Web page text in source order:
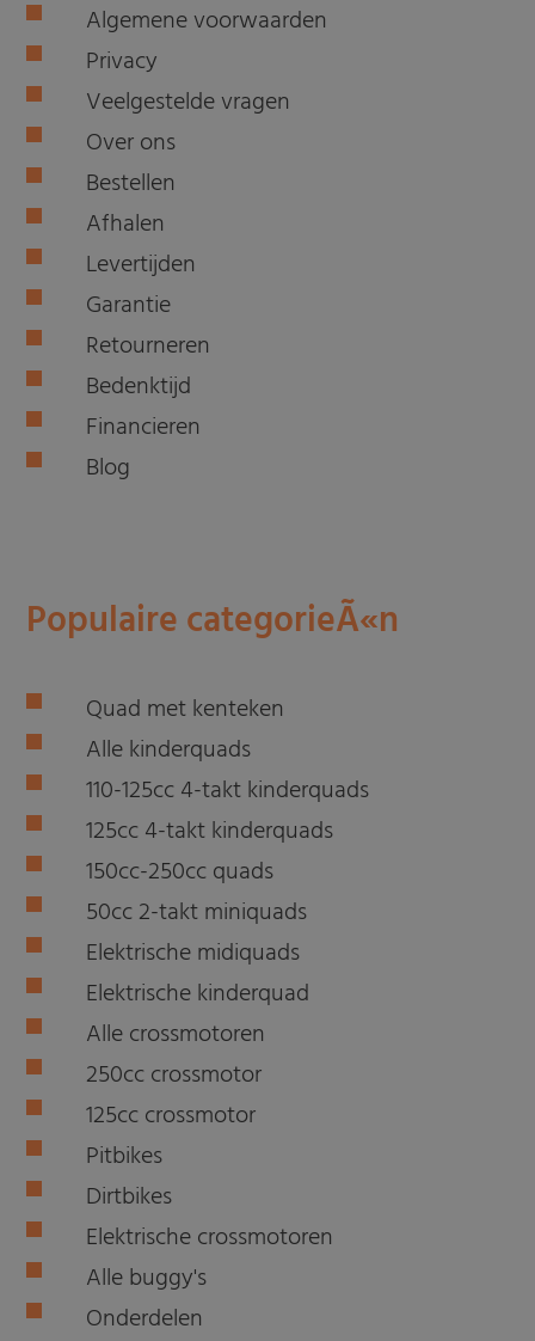
Algemene voorwaarden
Privacy
Veelgestelde vragen
Over ons
Bestellen
Afhalen
Levertijden
Garantie
Retourneren
Bedenktijd
Financieren
Blog
Populaire categorieÃ«n
Quad met kenteken
Alle kinderquads
110-125cc 4-takt kinderquads
125cc 4-takt kinderquads
150cc-250cc quads
50cc 2-takt miniquads
Elektrische midiquads
Elektrische kinderquad
Alle crossmotoren
250cc crossmotor
125cc crossmotor
Pitbikes
Dirtbikes
Elektrische crossmotoren
Alle buggy's
Onderdelen